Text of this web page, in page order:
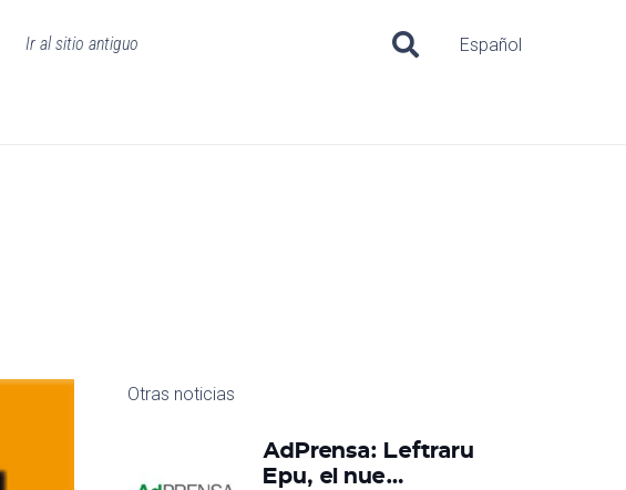
Ir al sitio antiguo Español
Otras noticias
AdPrensa: Leftraru
Epu, el nue…